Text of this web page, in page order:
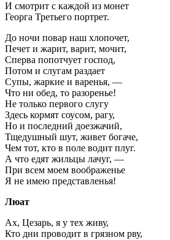
И смотрит с каждой из монет
Георга Третьего портрет.
До ночи повар наш хлопочет,
Печет и жарит, варит, мочит,
Сперва попотчует господ,
Потом и слугам раздает
Супы, жаркие и варенья, —
Что ни обед, то разоренье!
Не только первого слугу
Здесь кормят соусом, рагу,
Но и последний доезжачий,
Тщедушный шут, живет богаче,
Чем тот, кто в поле водит плуг.
А что едят жильцы лачуг, —
При всем моем воображенье
Я не имею представленья!
Люат
Ах, Цезарь, я у тех живу,
Кто дни проводит в грязном рву,